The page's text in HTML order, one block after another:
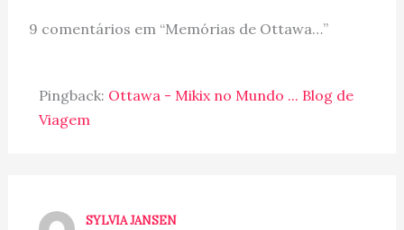
9 comentários em “Memórias de Ottawa…”
Pingback: Ottawa - Mikix no Mundo ... Blog de
Viagem
SYLVIA JANSEN